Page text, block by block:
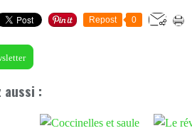
Repost 0
aussi :